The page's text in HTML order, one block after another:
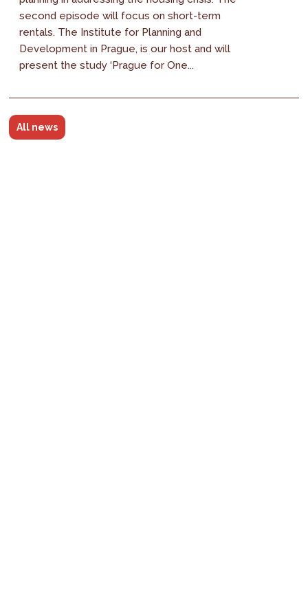
second episode will focus on short-term
rentals. The Institute for Planning and
Development in Prague, is our host and will
present the study ‘Prague for One...
All news